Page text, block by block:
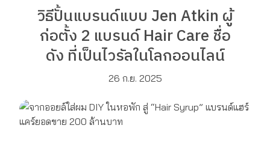
วิธีปั้นแบรนด์แบบ Jen Atkin ผู้
ก่อตั้ง 2 แบรนด์ Hair Care ชื่อ
ดัง ที่เป็นไวรัลในโลกออนไลน์
26 ก.ย. 2025